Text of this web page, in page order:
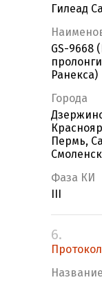
Гилеад
GS-9668
Ранекса)
Города
Пермь,
Фаза КИ
6.